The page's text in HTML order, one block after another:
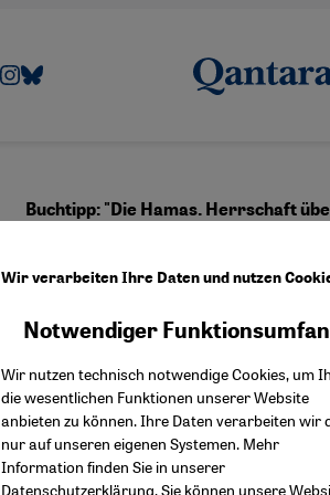
Buchtipp: "Die Hamas. Herrschaft
Die dunkle
Deutsch English عربي
Wir verarbeiten Ihre Daten und nutzen
Notwendiger
Wir nutzen technisch notwendige Cookies, um
die wesentlichen Funktionen unserer Website
anbieten zu können. Ihre Daten verarbeiten wir
nur auf unseren eigenen Systemen. Mehr
Information finden Sie in unserer
Datenschutzerklärung. Sie können unsere